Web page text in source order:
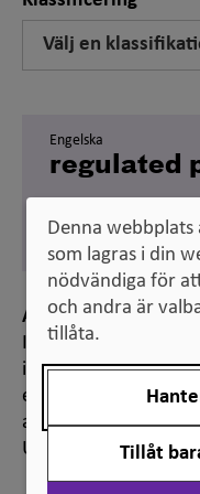
Välj en
Engelska
regulated
reglerat
Anmärkning
I svensk lag
inom de så kallade
examen eller en
annat formellt
Universitets- och
Denna
som lagras i din
nödvändiga för
och andra är
tillåta.
Tillåt